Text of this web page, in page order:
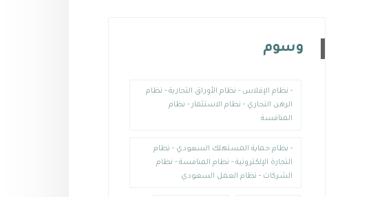
وسوم
- نظام الإفلاس - نظام الأوراق التجارية - نظام
الرهن التجاري - نظام الاستثمار - نظام
المنافسة
- نظام حماية المستهلك السعودي - نظام
التجارة الإلكترونية - نظام المنافسة - نظام
الشركات - نظام العمل السعودي